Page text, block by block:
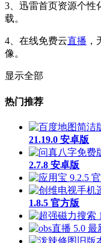
3、迅雷首页资源个性
载。
4、在线免费云直播
像。
显示全部
热门推荐
21.19.0 安卓版
2.7.8 安卓版
1.8.5 官方版